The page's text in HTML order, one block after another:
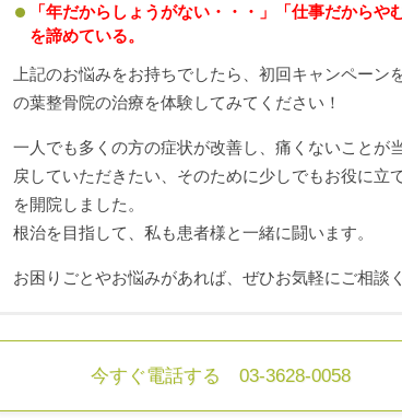
「年だからしょうがない・・・」「仕事だからや
を諦めている。
上記のお悩みをお持ちでしたら、初回キャンペーン
の葉整骨院の治療を体験してみてください！
一人でも多くの方の症状が改善し、痛くないことが
戻していただきたい、そのために少しでもお役に立
を開院しました。
根治を目指して、私も患者様と一緒に闘います。
お困りごとやお悩みがあれば、ぜひお気軽にご相談
今すぐ電話する 03-3628-0058